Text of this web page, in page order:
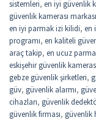
sistemleri, en iyi güvenlik
güvenlik kamerası markası
en iyi parmak izi kilidi, en
programı, en kaliteli
araç takip, en ucuz
eskişehir güvenlik
gebze güvenlik şirketleri,
güv, güvenlik alarmı,
cihazları, güvenlik
güvenlik firması, güvenlik